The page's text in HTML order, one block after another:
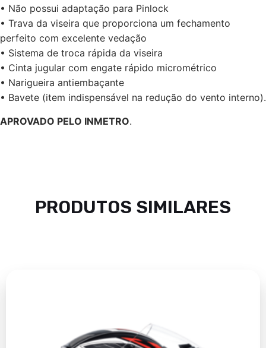
• Não possui adaptação para Pinlock
• Trava da viseira que proporciona um fechamento
perfeito com excelente vedação
• Sistema de troca rápida da viseira
• Cinta jugular com engate rápido micrométrico
• Narigueira antiembaçante
• Bavete (item indispensável na redução do vento interno).
APROVADO PELO INMETRO.
PRODUTOS SIMILARES